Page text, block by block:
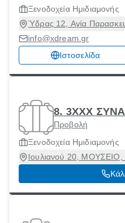
Ξενοδοχεία Ημιδιαμονής
Ύδρας 12, Αγία
info@xdream.gr
Ιστοσελίδα
8. 3ΧΧΧ
Προβολή
Ξενοδοχεία Ημιδιαμονής
Ιουλιανού 20, ΜΟΥΣΕΙΟ,